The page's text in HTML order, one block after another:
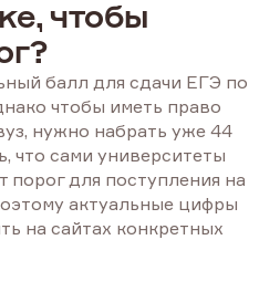
чтобы
балл для сдачи ЕГЭ по
чтобы иметь право
нужно набрать уже 44
что сами университеты
порог для поступления на
актуальные цифры
на сайтах конкретных